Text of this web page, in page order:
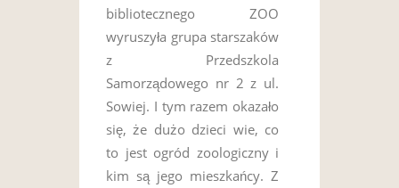
bibliotecznego ZOO
wyruszyła grupa starszaków
z Przedszkola
Samorządowego nr 2 z ul.
Sowiej. I tym razem okazało
się, że dużo dzieci wie, co
to jest ogród zoologiczny i
kim są jego mieszkańcy. Z